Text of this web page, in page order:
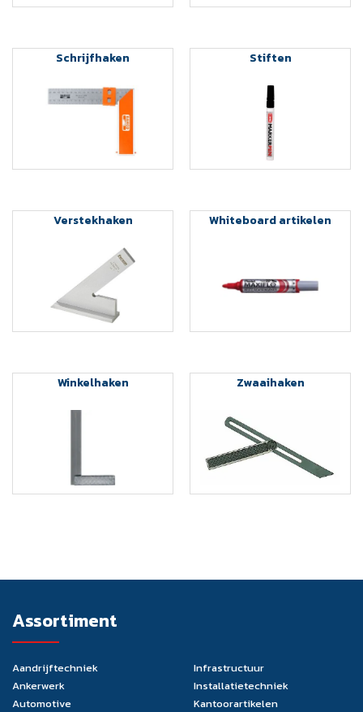
Schrijfhaken Stiften
Verstekhaken Whiteboard artikelen
Winkelhaken Zwaaihaken
Assortiment
Aandrijftechniek
Ankerwerk
Automotive
Infrastructuur
Installatietechniek
Kantoorartikelen